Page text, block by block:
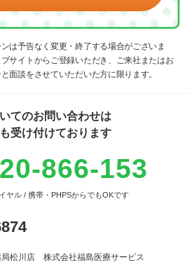
は予告なく変更・終了する場合がございま
サイトからご登録いただき、ご来社またはお
面談をさせていただいた方に限ります。
てのお問い合わせは
受け付けております
866-153
ヤル / 携帯・PHPSからでもOKです
局松川店 株式会社福島医療サービス